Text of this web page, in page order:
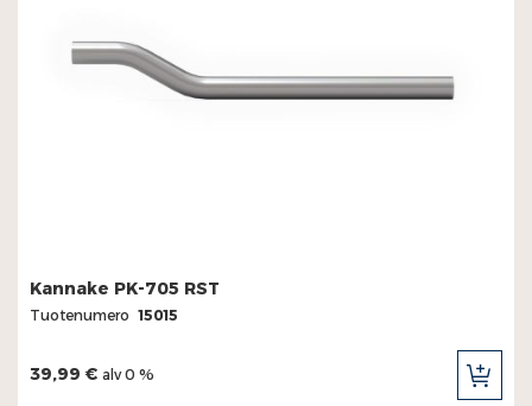
Kannake PK-705 RST
Tuotenumero 15015
39,99 € alv 0 %